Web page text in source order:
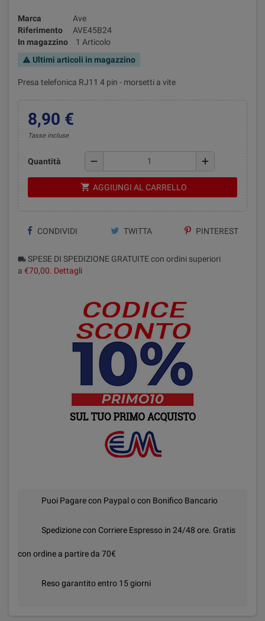
Marca
Ave
Riferimento
AVE45B24
In magazzino
1 Articolo
warning Ultimi articoli in magazzino
Presa telefonica RJ11 4 pin - morsetti a vite
8,90 €
Tasse incluse
Quantità remove add
shopping_cart AGGIUNGI AL CARRELLO
CONDIVIDI TWITTA PINTEREST
local_shipping SPESE DI SPEDIZIONE GRATUITE con ordini superiori
a €70,00. Dettagli
Puoi Pagare con Paypal o con Bonifico Bancario
Spedizione con Corriere Espresso in 24/48 ore. Gratis
con ordine a partire da 70€
Reso garantito entro 15 giorni